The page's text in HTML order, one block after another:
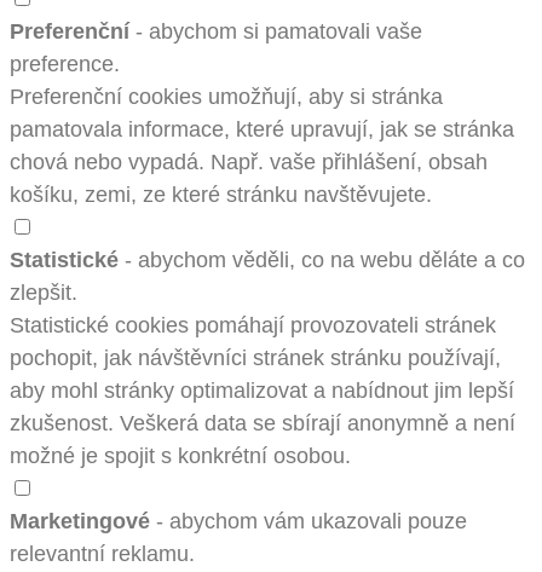
Preferenční- abychom si pamatovali vaše
preference.
Preferenční cookies umožňují, aby si stránka
pamatovala informace, které upravují, jak se stránka
chová nebo vypadá. Např. vaše přihlášení, obsah
košíku, zemi, ze které stránku navštěvujete.
Statistické - abychom věděli, co na webu děláte a co
zlepšit.
Statistické cookies pomáhají provozovateli stránek
pochopit, jak návštěvníci stránek stránku používají,
aby mohl stránky optimalizovat a nabídnout jim lepší
zkušenost. Veškerá data se sbírají anonymně a není
možné je spojit s konkrétní osobou.
Marketingové - abychom vám ukazovali pouze
relevantní reklamu.